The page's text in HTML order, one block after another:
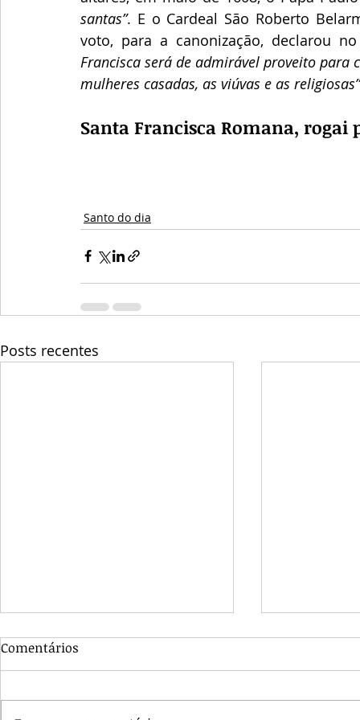
santas”. E o Cardeal São Roberto
voto, para a canonização, declarou
Francisca será de admirável proveito para
mulheres casadas, as viúvas e as
Santa Francisca Romana, rogai
Santo do dia
Posts recentes
Comentários